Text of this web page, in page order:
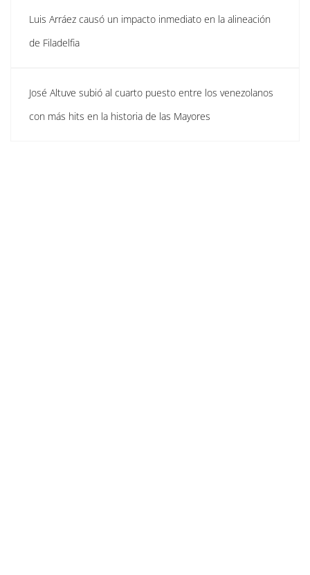
Luis Arráez causó un impacto inmediato en la alineación
de Filadelfia
José Altuve subió al cuarto puesto entre los venezolanos
con más hits en la historia de las Mayores